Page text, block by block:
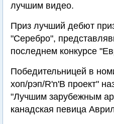
лучшим видео.
Приз лучший дебют
"Серебро",
последнем конкурсе
Победительницей в
хоп/рэп/R'n'B проект"
"Лучшим зарубежным
канадская певица